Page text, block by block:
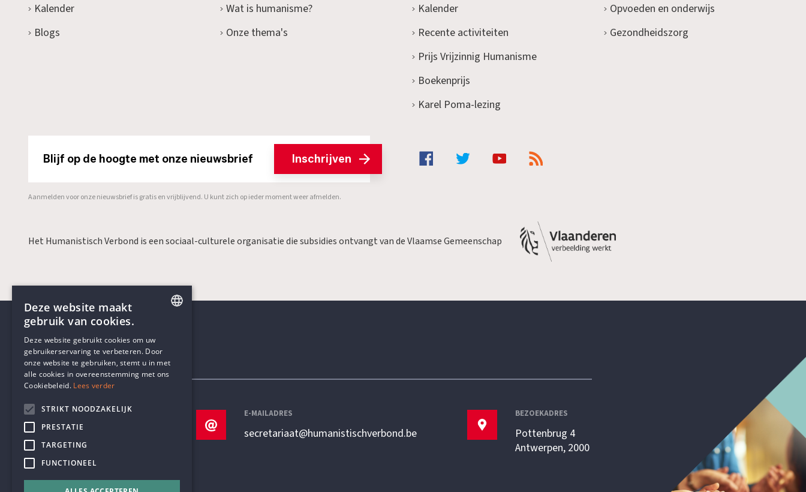
Kalender
Blogs
Wat is humanisme?
Onze thema's
Kalender
Recente activiteiten
Prijs Vrijzinnig Humanisme
Boekenprijs
Karel Poma-lezing
Opvoeden en onderwijs
Gezondheidszorg
Blijf op de hoogte met onze nieuwsbrief Inschrijven
Aanmelden voor onze nieuwsbrief is gratis en vrijblijvend. U kunt zich op ieder moment weer afmelden.
Het Humanistisch Verbond is een sociaal-culturele organisatie die subsidies ontvangt van de Vlaamse Gemeenschap
Contactgegevens
TELEFOON
+32 3 233 70 32
E-MAILADRES
secretariaat@humanistischverbond.be
BEZOEKADRES
Pottenbrug 4
Antwerpen, 2000
DUTCH
Deze website maakt
gebruik van cookies.
Deze website gebruikt cookies om uw
gebruikerservaring te verbeteren. Door
onze website te gebruiken, stemt u in met
alle cookies in overeenstemming met ons
Cookiebeleid. Lees verder
STRIKT NOODZAKELIJK
PRESTATIE
TARGETING
FUNCTIONEEL